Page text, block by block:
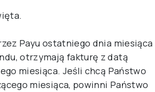
Payu ostatniego dnia miesiąca
otrzymają fakturę z datą
miesiąca. Jeśli chcą Państwo
miesiąca, powinni Państwo